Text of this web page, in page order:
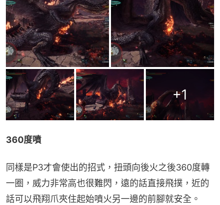
+1
360度噴
同樣是P3才會使出的招式，扭頭向後火之後360度轉
一圈，威力非常高也很難閃，遠的話直接飛撲，近的
話可以飛翔爪夾住起始噴火另一邊的前腳就安全。